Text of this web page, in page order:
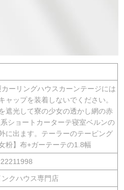
カーリングハウスカーンテージには
ャップを装着しないでください。
遮光して寮の少女の透かし網の赤
ショートカーターテ寝室ベルンの
に出ます。テーラーのテーピング
粉】布+ガーテーテの1.8幅
クハウス専門店